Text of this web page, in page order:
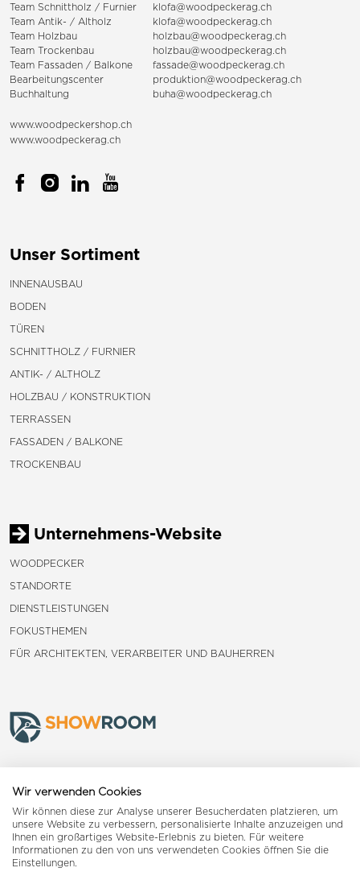
Team Schnittholz / Furnier
klofa@woodpeckerag.ch
Team Antik- / Altholz
klofa@woodpeckerag.ch
Team Holzbau
holzbau@woodpeckerag.ch
Team Trockenbau
holzbau@woodpeckerag.ch
Team Fassaden / Balkone
fassade@woodpeckerag.ch
Bearbeitungscenter
produktion@woodpeckerag.ch
Buchhaltung
buha@woodpeckerag.ch
www.woodpeckershop.ch
www.woodpeckerag.ch
Unser Sortiment
INNENAUSBAU
BODEN
TÜREN
SCHNITTHOLZ / FURNIER
ANTIK- / ALTHOLZ
HOLZBAU / KONSTRUKTION
TERRASSEN
FASSADEN / BALKONE
TROCKENBAU
Unternehmens-Website
WOODPECKER
STANDORTE
DIENSTLEISTUNGEN
FOKUSTHEMEN
FÜR ARCHITEKTEN, VERARBEITER UND BAUHERREN
Landquart
Reiden
Wir verwenden Cookies
Wir können diese zur Analyse unserer Besucherdaten platzieren, um
unsere Website zu verbessern, personalisierte Inhalte anzuzeigen und
Ihnen ein großartiges Website-Erlebnis zu bieten. Für weitere
Informationen zu den von uns verwendeten Cookies öffnen Sie die
Einstellungen.